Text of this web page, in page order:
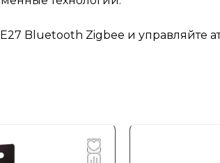
Bluetooth Zigbee и управляйте